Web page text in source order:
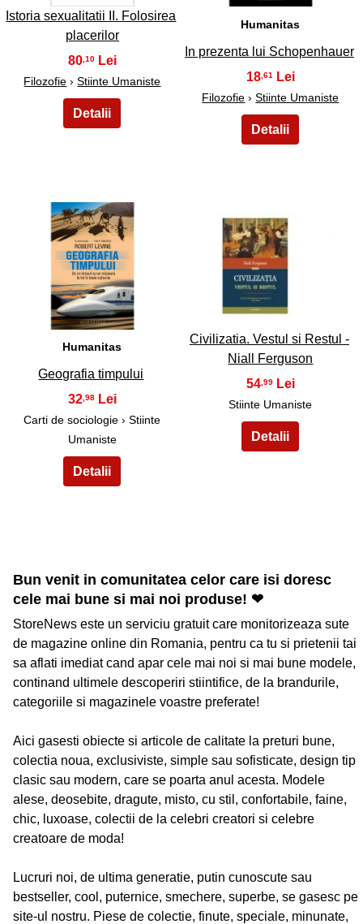
Istoria sexualitatii II. Folosirea
placerilor
80,10
Filozofie ›Stiinte Umaniste
Humanitas
In prezenta lui Schopenhauer
18 ,61
Filozofie ›Stiinte Umaniste
49
Humanitas
Geografia timpului
32 ,98
Carti de sociologie › Stiinte
Umaniste
50
Civilizatia. Vestul si Restul -
Niall Ferguson
54 ,99
Stiinte Umaniste
Bun venit in comunitatea celor care isi doresc
cele mai bune si mai noi produse! ❤
StoreNews este un serviciu gratuit care monitorizeaza sute
de magazine online din Romania, pentru ca tu si prietenii tai
sa aflati imediat cand apar cele mai noi si mai bune modele,
continand ultimele descoperiri stiintifice, de la brandurile,
categoriile si magazinele voastre preferate!
Aici gasesti obiecte si articole de calitate la preturi bune,
colectia noua, exclusiviste, simple sau sofisticate, design tip
clasic sau modern, care se poarta anul acesta. Modele
alese, deosebite, dragute, misto, cu stil, confortabile, faine,
chic, luxoase, colectii de la celebri creatori si celebre
creatoare de moda!
Lucruri noi, de ultima generatie, putin cunoscute sau
bestseller, cool, puternice, smechere, superbe, se gasesc pe
site-ul nostru. Piese de colectie, finute, speciale, minunate,